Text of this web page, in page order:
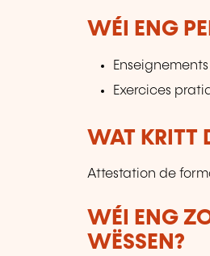
WÉI ENG
Exercices
WAT KRITT
Attestation de
WÉI ENG
WËSSEN?